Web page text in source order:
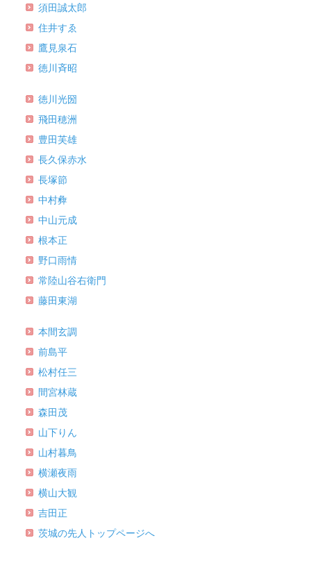
須田誠太郎
住井すゑ
鷹見泉石
徳川斉昭
徳川光圀
飛田穂洲
豊田芙雄
長久保赤水
長塚節
中村彜
中山元成
根本正
野口雨情
常陸山谷右衛門
藤田東湖
本間玄調
前島平
松村任三
間宮林蔵
森田茂
山下りん
山村暮鳥
横瀬夜雨
横山大観
吉田正
茨城の先人トップページへ